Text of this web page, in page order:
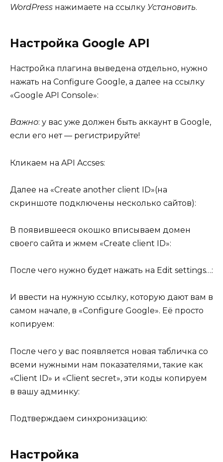
WordPress нажимаете на ссылку Установить.
Настройка Google API
Настройка плагина выведена отдельно, нужно
нажать на Configure Google, а далее на ссылку
«Google API Console»:
Важно: у вас уже должен быть аккаунт в Google,
если его нет — регистрируйте!
Кликаем на API Accses:
Далее на «Create another client ID»(на
скриншоте подключены несколько сайтов):
В появившееся окошко вписываем домен
своего сайта и жмем «Create client ID»:
После чего нужно будет нажать на Edit settings…:
И ввести на нужную ссылку, которую дают вам в
самом начале, в «Configure Google». Её просто
копируем:
После чего у вас появляется новая табличка со
всеми нужными нам показателями, такие как
«Client ID» и «Client secret», эти коды копируем
в вашу админку:
Подтверждаем синхронизацию:
Настройка